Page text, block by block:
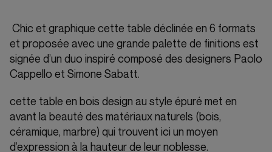
Chic et graphique cette table déclinée en 6 formats
et proposée avec une grande palette de finitions est
signée d’un duo inspiré composé des designers Paolo
Cappello et Simone Sabatt.
cette table en bois design au style épuré met en
avant la beauté des matériaux naturels (bois,
céramique, marbre) qui trouvent ici un moyen
d’expression à la hauteur de leur noblesse.